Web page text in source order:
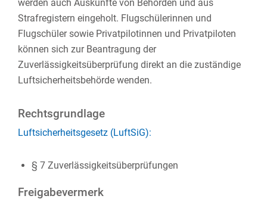
werden auch Auskünfte von Behörden und aus
Strafregistern eingeholt. Flugschülerinnen und
Flugschüler sowie Privatpilotinnen und Privatpiloten
können sich zur Beantragung der
Zuverlässigkeitsüberprüfung direkt an die zuständige
Luftsicherheitsbehörde wenden.
Rechtsgrundlage
Luftsicherheitsgesetz (LuftSiG):
§ 7 Zuverlässigkeitsüberprüfungen
Freigabevermerk